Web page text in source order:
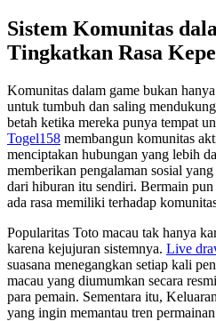
Sistem Komunitas
Tingkatkan Rasa
Komunitas dalam game bukan
untuk tumbuh dan saling
betah ketika mereka punya tempat
Togel158 membangun komunitas
menciptakan hubungan yang lebih
memberikan pengalaman sosial
dari hiburan itu sendiri. Bermain
ada rasa memiliki terhadap
Popularitas Toto macau tak hanya
karena kejujuran sistemnya. Live
suasana menegangkan setiap kali
macau yang diumumkan secara
para pemain. Sementara itu,
yang ingin memantau tren